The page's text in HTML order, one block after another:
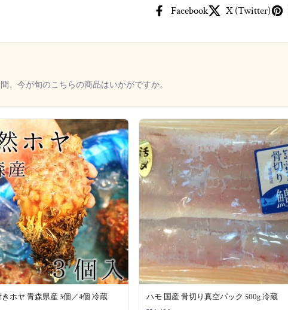
Facebook X (Twitter)
、今が旬のこちらの商品はいかがですか。
ホヤ 青森県産 3個／4個 冷蔵 ハモ 国産 骨切り真空パック 500g 冷蔵